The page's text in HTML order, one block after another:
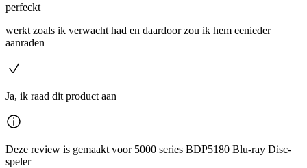
perfeckt
werkt zoals ik verwacht had en daardoor zou ik hem eenieder
aanraden
Ja, ik raad dit product aan
Deze review is gemaakt voor 5000 series BDP5180 Blu-ray Disc-
speler